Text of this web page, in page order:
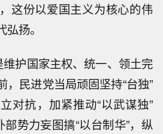
这份以爱国主义为核心的伟
扬。
维护国家主权、统一、领土完
，民进党当局顽固坚持“台独”
对抗，加紧推动“以武谋独”
部势力妄图搞“以台制华”，纵